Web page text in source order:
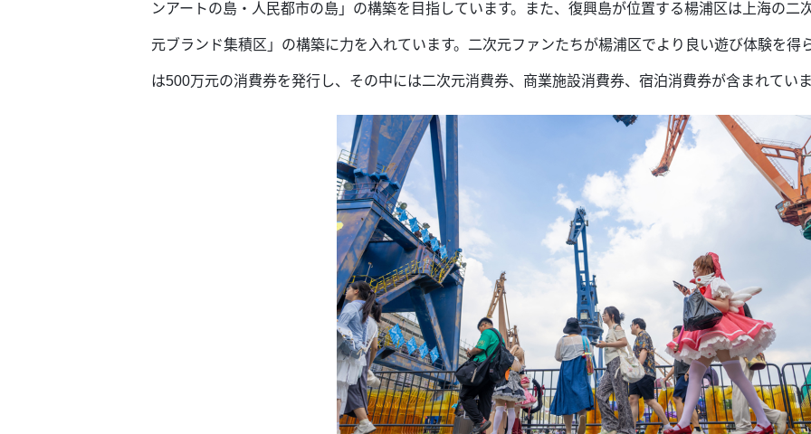
ンアートの島・人民都市の島」の構築を目指しています。また、復興島が位置する楊浦区は上海の二
元ブランド集積区」の構築に力を入れています。二次元ファンたちが楊浦区でより良い遊び体験を得
は500万元の消費券を発行し、その中には二次元消費券、商業施設消費券、宿泊消費券が含まれてい